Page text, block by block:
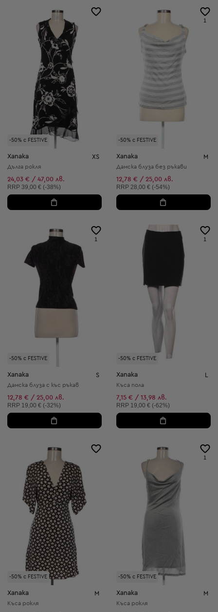
-50% с FESTIVE
Xanaka XS
Дълга рокля
24,03 € / 47,00 лв.
Препоръчителна цена:
RRP 39,00 € (-38%)
-50% с FESTIVE
1
Xanaka M
Дамска блуза без ръкави
12,78 € / 25,00 лв.
Препоръчителна цена:
RRP 28,00 € (-54%)
-50% с FESTIVE
1
Xanaka S
Дамска блуза с къс ръкав
12,78 € / 25,00 лв.
Препоръчителна цена:
RRP 19,00 € (-32%)
-50% с FESTIVE
1
Xanaka L
Къса пола
7,15 € / 13,98 лв.
Препоръчителна цена:
RRP 19,00 € (-62%)
-50% с FESTIVE
Xanaka M
Къса рокля
-50% с FESTIVE
1
Xanaka M
Къса рокля